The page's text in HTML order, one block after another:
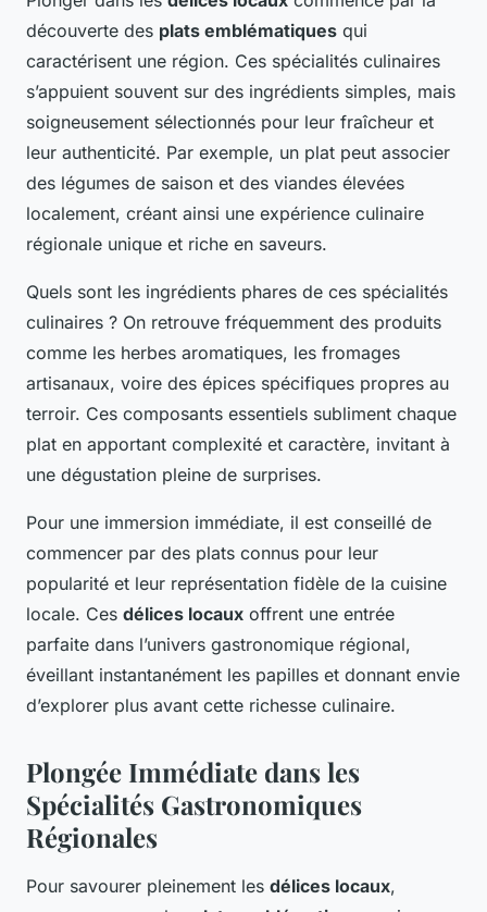
découverte des plats emblématiques qui
caractérisent une région. Ces spécialités culinaires
s’appuient souvent sur des ingrédients simples, mais
soigneusement sélectionnés pour leur fraîcheur et
leur authenticité. Par exemple, un plat peut associer
des légumes de saison et des viandes élevées
localement, créant ainsi une expérience culinaire
régionale unique et riche en saveurs.
Quels sont les ingrédients phares de ces spécialités
culinaires ? On retrouve fréquemment des produits
comme les herbes aromatiques, les fromages
artisanaux, voire des épices spécifiques propres au
terroir. Ces composants essentiels subliment chaque
plat en apportant complexité et caractère, invitant à
une dégustation pleine de surprises.
Pour une immersion immédiate, il est conseillé de
commencer par des plats connus pour leur
popularité et leur représentation fidèle de la cuisine
locale. Ces délices locaux offrent une entrée
parfaite dans l’univers gastronomique régional,
éveillant instantanément les papilles et donnant envie
d’explorer plus avant cette richesse culinaire.
Plongée Immédiate dans les
Spécialités Gastronomiques
Régionales
Pour savourer pleinement les délices locaux,